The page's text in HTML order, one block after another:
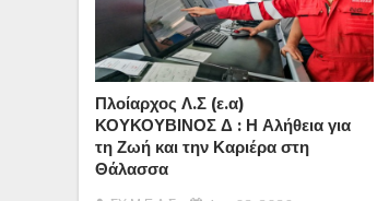
Πλοίαρχος Λ.Σ (ε.α)
ΚΟΥΚΟΥΒΙΝΟΣ Δ : Η Αλήθεια για
τη Ζωή και την Καριέρα στη
Θάλασσα